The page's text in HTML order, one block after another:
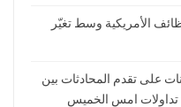
الأمريكية وسط تغيّر
على تقدم المحادثات بين
تداولات امس الخميس